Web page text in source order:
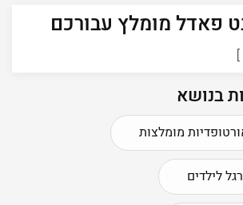
פאדל מומלץ עבורכם
בנושא
מומלצות
לילדים